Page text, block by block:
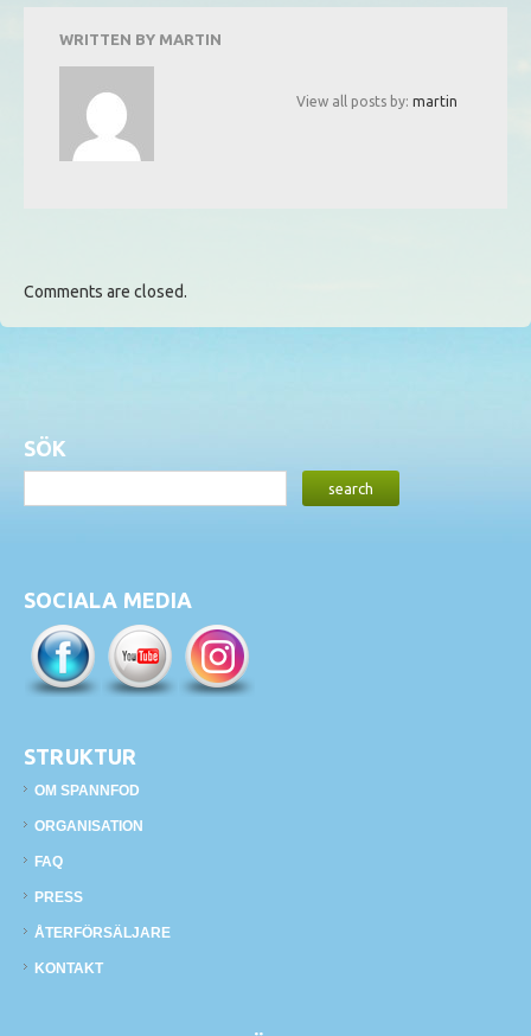
WRITTEN BY MARTIN
View all posts by: martin
Comments are closed.
SÖK
SOCIALA MEDIA
STRUKTUR
OM SPANNFOD
ORGANISATION
FAQ
PRESS
ÅTERFÖRSÄLJARE
KONTAKT